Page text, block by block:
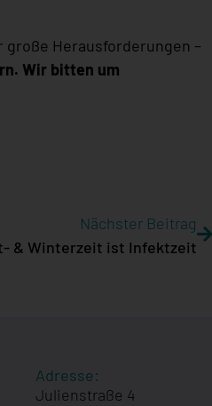
große Herausforderungen –
Wir bitten um
Nächster Beitrag
& Winterzeit ist Infektzeit
Adresse:
Julienstraße 4